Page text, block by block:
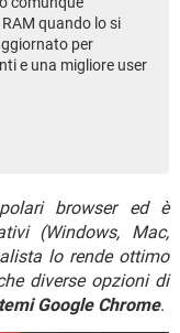
quando lo si
per
e una migliore user
browser ed è
(Windows, Mac,
lo rende ottimo
diverse opzioni di
temi Google Chrome.